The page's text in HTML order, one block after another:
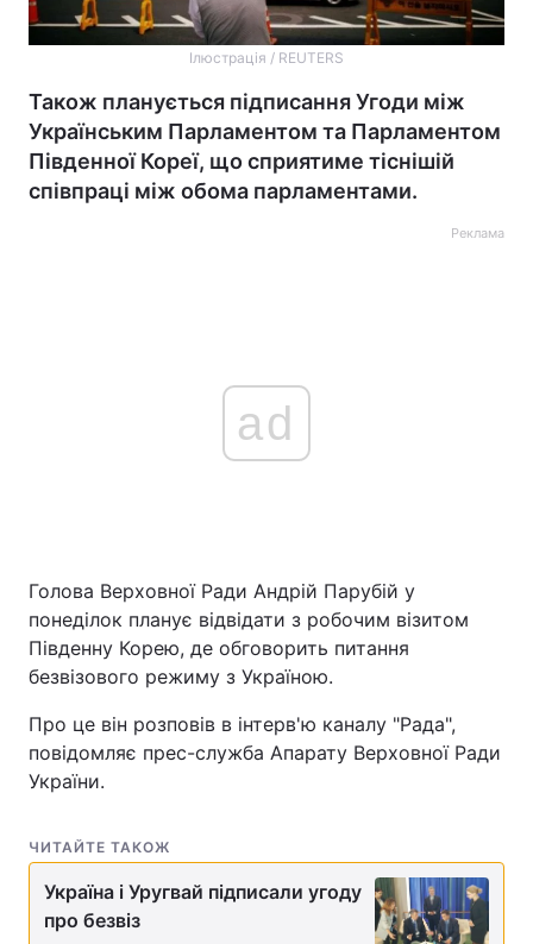
Ілюстрація / REUTERS
Також планується підписання Угоди між
Українським Парламентом та Парламентом
Південної Кореї, що сприятиме тіснішій
співпраці між обома парламентами.
Реклама
ad
Голова Верховної Ради Андрій Парубій у
понеділок планує відвідати з робочим візитом
Південну Корею, де обговорить питання
безвізового режиму з Україною.
Про це він розповів в інтерв'ю каналу "Рада",
повідомляє прес-служба Апарату Верховної Ради
України.
ЧИТАЙТЕ ТАКОЖ
Україна і Уругвай підписали угоду
про безвіз